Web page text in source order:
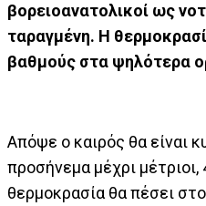
βορειοανατολικοί ως
ταραγμένη. Η
βαθμούς στα ψηλότερα
Απόψε ο καιρός θα είναι
προσήνεμα μέχρι
θερμοκρασία θα πέσει